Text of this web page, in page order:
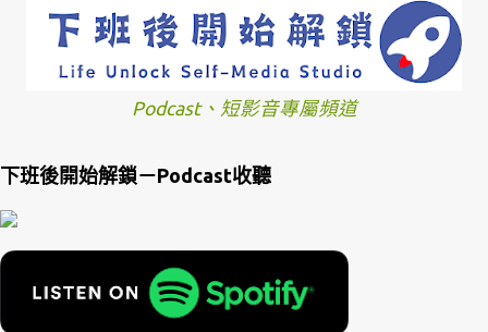
Podcast、短影音專屬頻道
下班後開始解鎖－Podcast收聽